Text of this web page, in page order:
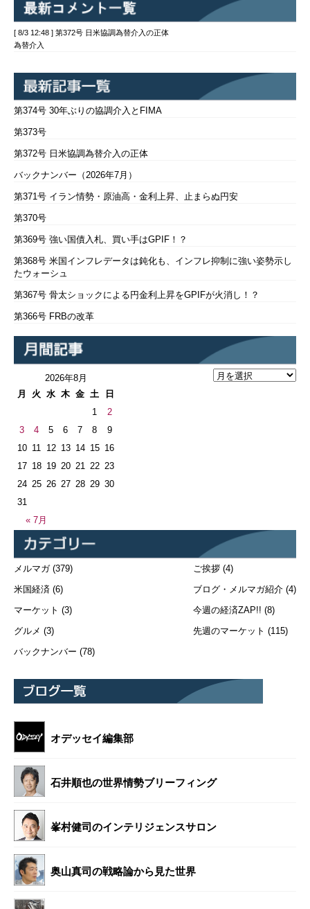
[ 8/3 12:48 ] 第372号 日米協調為替介入の正体
為替介入
第374号 30年ぶりの協調介入とFIMA
第373号
第372号 日米協調為替介入の正体
バックナンバー（2026年7月）
第371号 イラン情勢・原油高・金利上昇、止まらぬ円安
第370号
第369号 強い国債入札、買い手はGPIF！？
第368号 米国インフレデータは鈍化も、インフレ抑制に強い姿勢示し
たウォーシュ
第367号 骨太ショックによる円金利上昇をGPIFが火消し！？
第366号 FRBの改革
2026年8月
月
火 水 木 金 土 日
« 7月
1
2
3
4 5 6 7 8
9
10 11 12 13 14 15 16
17 18 19 20 21 22 23
24 25 26 27 28 29 30
31
メルマガ(379)
米国経済 (6)
マーケット (3)
グルメ (3)
バックナンバー (78)
ご挨拶 (4)
ブログ・メルマガ紹介 (4)
今週の経済ZAP!! (8)
先週のマーケット (115)
オデッセイ編集部
石井順也の世界情勢ブリーフィング
峯村健司のインテリジェンスサロン
奥山真司の戦略論から見た世界